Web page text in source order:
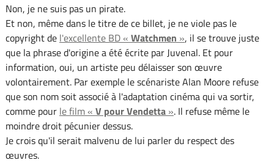
Non, je ne suis pas un pirate.
Et non, même dans le titre de ce billet, je ne viole pas le
copyright de l'excellente BD « Watchmen », il se trouve juste
que la phrase d'origine a été écrite par Juvenal. Et pour
information, oui, un artiste peu délaisser son œuvre
volontairement. Par exemple le scénariste Alan Moore refuse
que son nom soit associé à l'adaptation cinéma qui va sortir,
comme pour le film « V pour Vendetta». Il refuse même le
moindre droit pécunier dessus.
Je crois qu'il serait malvenu de lui parler du respect des
œuvres.